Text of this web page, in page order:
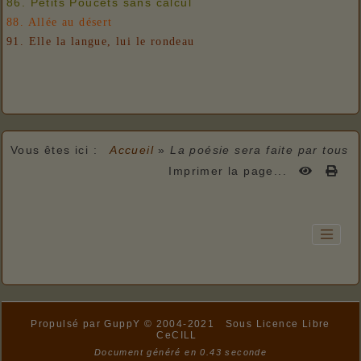
88. Allée au désert
91. Elle la langue, lui le rondeau
Vous êtes ici : Accueil » La poésie sera faite par tous
Imprimer la page...
Propulsé par GuppY © 2004-2021
Sous Licence Libre
CeCILL
Document généré en 0.43 seconde